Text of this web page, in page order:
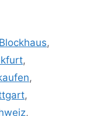
Blockhaus,
,
,
,
,